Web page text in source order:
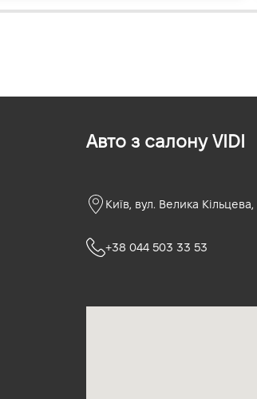
Авто з салону VIDI
Київ, вул. Велика
+38 044 503 33 53